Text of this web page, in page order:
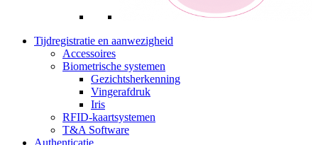
Tijdregistratie en aanwezigheid
Accessoires
Biometrische systemen
Gezichtsherkenning
Vingerafdruk
Iris
RFID-kaartsystemen
T&A Software